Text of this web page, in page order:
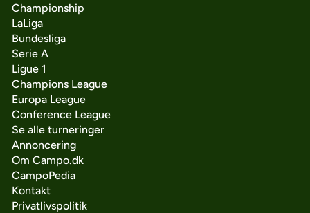
Championship
LaLiga
Bundesliga
Serie A
Ligue 1
Champions League
Europa League
Conference League
Se alle turneringer
Annoncering
Om Campo.dk
CampoPedia
Kontakt
Privatlivspolitik